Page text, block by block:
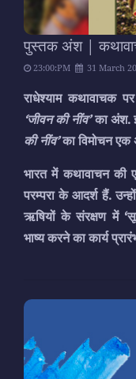
पुस्तक अंश |
23:00:PM 31 March
राधेश्याम कथावाचक
‘जीवन की नींव’का अंश.
की नींव’का विमोचन एक
भारत में कथावाचन की
परम्परा के आदर्श हैं.
ऋषियों के संरक्षण में
भाष्य करने का कार्य